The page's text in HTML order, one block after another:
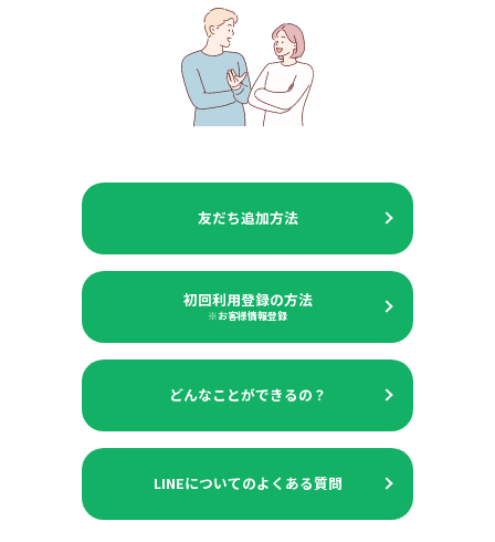
友だち追加方法
初回利用登録の方法
※お客様情報登録
どんなことができるの？
LINEについてのよくある質問